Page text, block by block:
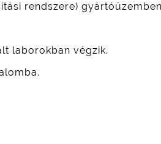
rendszere)
laborokban végzik.